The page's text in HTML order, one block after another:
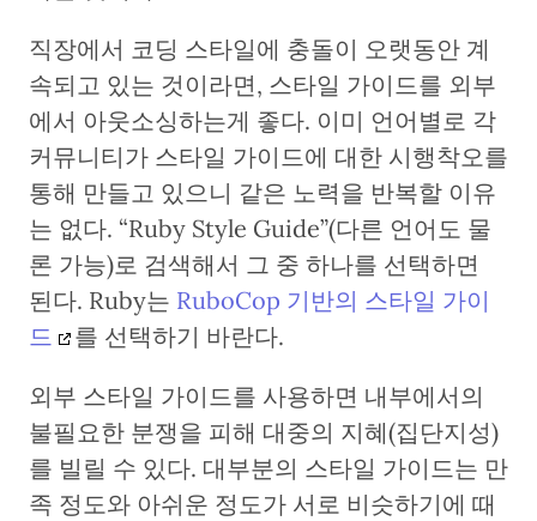
직장에서 코딩 스타일에 충돌이 오랫동안 계
속되고 있는 것이라면, 스타일 가이드를 외부
에서 아웃소싱하는게 좋다. 이미 언어별로 각
커뮤니티가 스타일 가이드에 대한 시행착오를
통해 만들고 있으니 같은 노력을 반복할 이유
는 없다. “Ruby Style Guide”(다른 언어도 물
론 가능)로 검색해서 그 중 하나를 선택하면
된다. Ruby는 RuboCop 기반의 스타일 가이
드
를 선택하기 바란다.
외부 스타일 가이드를 사용하면 내부에서의
불필요한 분쟁을 피해 대중의 지혜(집단지성)
를 빌릴 수 있다. 대부분의 스타일 가이드는 만
족 정도와 아쉬운 정도가 서로 비슷하기에 때